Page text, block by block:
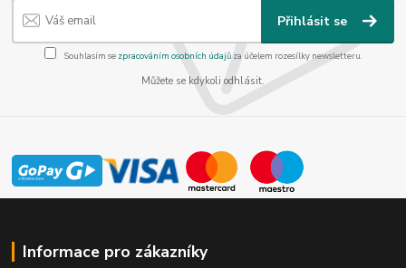
Přihlásit se
Souhlasím se zpracováním osobních údajůza účelem rozesílky newsletteru.
Můžete se kdykoli odhlásit.
Informace pro zákazníky